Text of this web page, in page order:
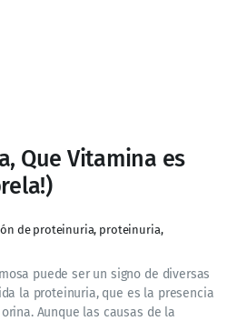
Que Vitamina es
de proteinuria, proteinuria,
puede ser un signo de diversas
la proteinuria, que es la presencia
Aunque las causas de la